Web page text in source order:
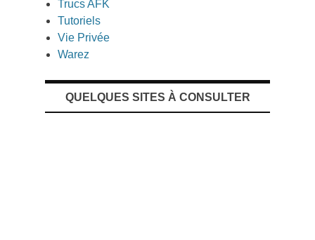
Trucs AFK
Tutoriels
Vie Privée
Warez
QUELQUES SITES À CONSULTER